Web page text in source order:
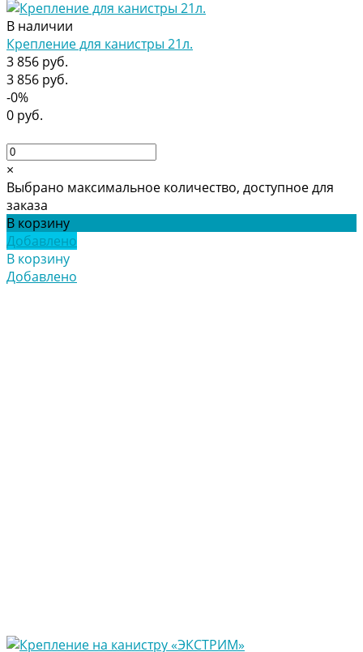
В наличии
Крепление для канистры 21л.
3 856 руб.
3 856 руб.
-0%
0 руб.
×
Выбрано максимальное количество, доступное для
заказа
В корзину
Добавлено
В корзину
Добавлено